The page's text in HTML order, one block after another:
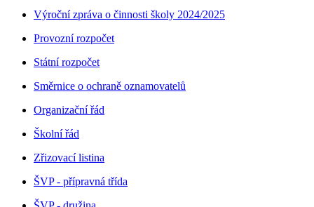
Výroční zpráva o činnosti školy 2024/2025
Provozní rozpočet
Státní rozpočet
Směrnice o ochraně oznamovatelů
Organizační řád
Školní řád
Zřizovací listina
ŠVP - přípravná třída